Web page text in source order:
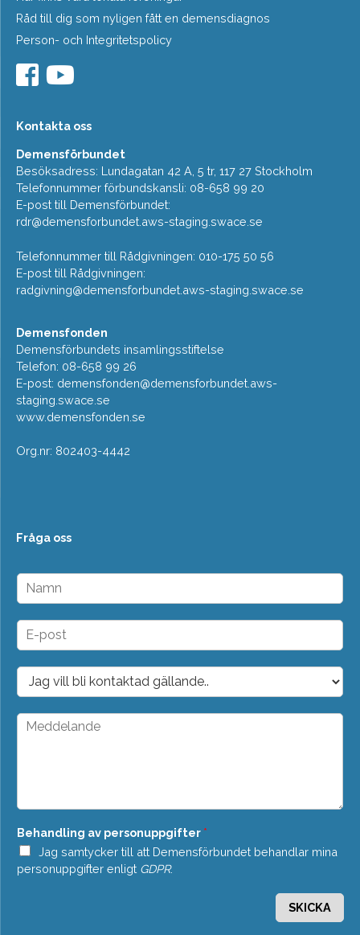
Råd till dig som nyligen fått en demensdiagnos
Person- och Integritetspolicy
Kontakta oss
Demensförbundet
Besöksadress: Lundagatan 42 A, 5 tr, 117 27 Stockholm
Telefonnummer förbundskansli: 08-658 99 20
E-post till Demensförbundet:
rdr@demensforbundet.aws-staging.swace.se
Telefonnummer till Rådgivningen: 010-175 50 56
E-post till Rådgivningen:
radgivning@demensforbundet.aws-staging.swace.se
Demensfonden
Demensförbundets insamlingsstiftelse
Telefon: 08-658 99 26
E-post: demensfonden@demensforbundet.aws-
staging.swace.se
www.demensfonden.se
Org.nr: 802403-4442
Fråga oss
N
m
n
E
p
o
t
*
D
o
p
M
a
d
e
*
Behandling av personuppgifter *
Jag samtycker till att Demensförbundet behandlar mina
personuppgifter enligt GDPR.
SKICKA